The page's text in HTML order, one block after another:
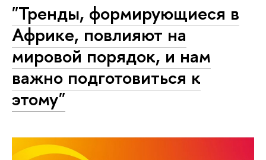
"Тренды, формирующиеся в
Африке, повлияют на
мировой порядок, и нам
важно подготовиться к
этому"